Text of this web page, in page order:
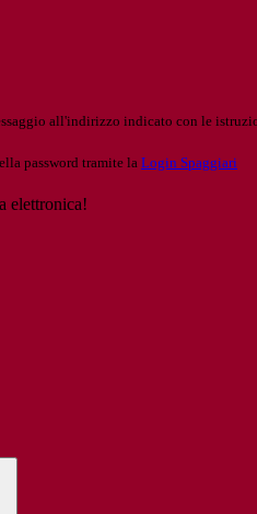
all'indirizzo indicato con le
password tramite la Login Spaggiari
elettronica!